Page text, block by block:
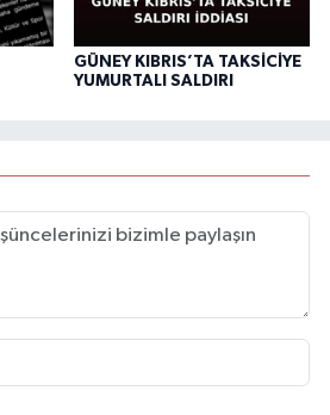
GÜNEY KIBRIS’TA TAKSİCİYE
YUMURTALI SALDIRI